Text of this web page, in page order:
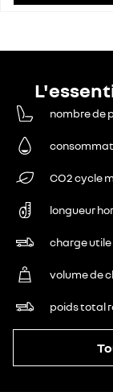
nombre de
CO2 cycle
longueur
charge utile
volume de
poids total